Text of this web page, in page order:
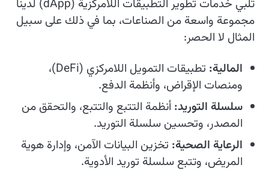
تلبي خدمات تطوير التطبيقات اللامركزية (dApp) لدينا
مجموعة واسعة من الصناعات، بما في ذلك على سبيل
المثال لا الحصر:
المالية:
تطبيقات التمويل اللامركزي (DeFi)،
ومنصات الإقراض، وأنظمة الدفع.
سلسلة التوريد: أنظمة التتبع والتتبع، والتحقق من
المصدر، وتحسين سلسلة التوريد.
الرعاية الصحية: تخزين البيانات الآمن، وإدارة هوية
المريض، وتتبع سلسلة توريد الأدوية.